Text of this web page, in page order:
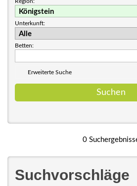
Unterkunft:
Betten:
Erweiterte Suche
0
Suchvorschläge